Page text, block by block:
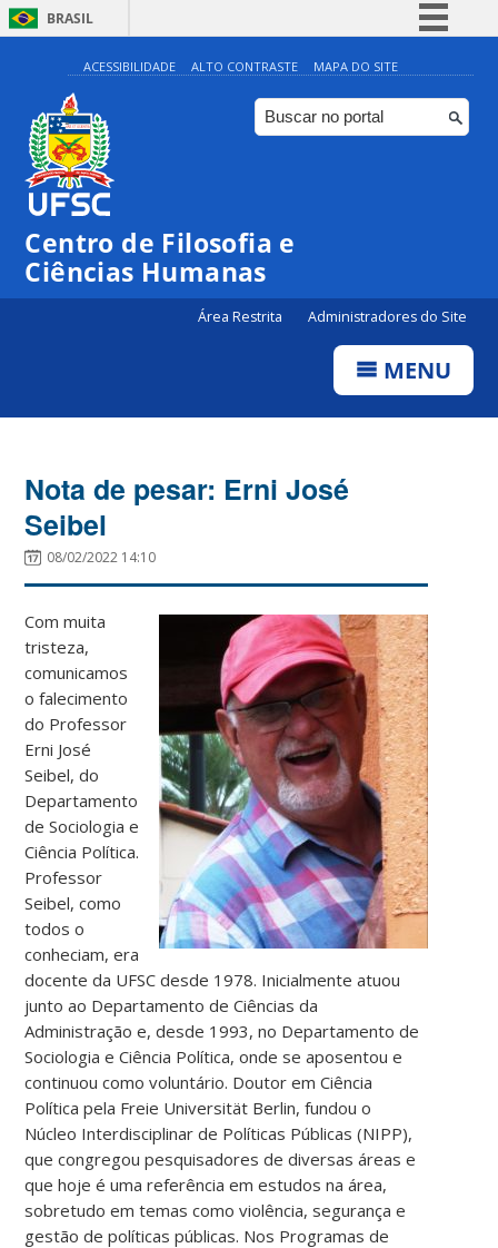
BRASIL
Simplifique!
Comunica BR
Participe
ACESSIBILIDADE ALTO CONTRASTE MAPA DO SITE
Centro de Filosofia e
Ciências Humanas
Área Restrita Administradores do Site
MENU
Nota de pesar: Erni José
Seibel
08/02/2022 14:10
Com muita
tristeza,
comunicamos
o falecimento
do Professor
Erni José
Seibel, do
Departamento
de Sociologia e
Ciência Política.
Professor
Seibel, como
todos o
conheciam, era
docente da UFSC desde 1978. Inicialmente atuou
junto ao Departamento de Ciências da
Administração e, desde 1993, no Departamento de
Sociologia e Ciência Política, onde se aposentou e
continuou como voluntário. Doutor em Ciência
Política pela Freie Universität Berlin, fundou o
Núcleo Interdisciplinar de Políticas Públicas (NIPP),
que congregou pesquisadores de diversas áreas e
que hoje é uma referência em estudos na área,
sobretudo em temas como violência, segurança e
gestão de políticas públicas. Nos Programas de